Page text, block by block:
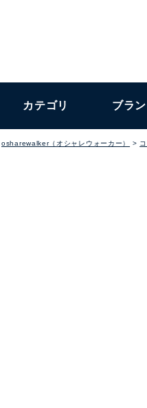
カテゴリ ブラ
osharewalker（オシャレウォーカー）